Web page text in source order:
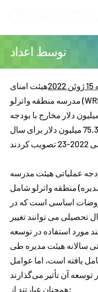
توسط اعداد
هیئت امنای
مدرسه منطقه واترلو (WRDSB) بودجه ای
شامل 841 میلیون دلار مخارج با بودجه
سرمایه 75.3 میلیون دلار برای سال
عملیاتی هیئت مدرسه
منطقه واترلو شامل
اساسی است که در
می توانند تغییر
مورد استفاده در توسعه
سالانه هیئت مدیره طی
یافته است، اما عوامل
توسعه آن تأثیر می‌گذارند
همچنان عبارتند از: